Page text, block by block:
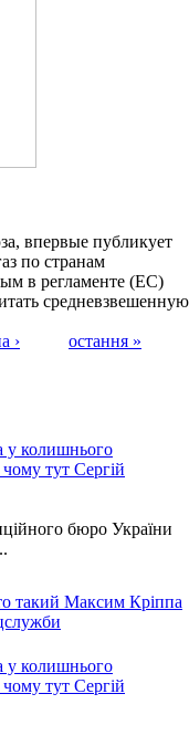
впервые публикует
по странам
в регламенте (ЕС)
средневзвешенную
› остання »
у колишнього
тут Сергій
бюро України
такий Максим Кріппа
у колишнього
тут Сергій